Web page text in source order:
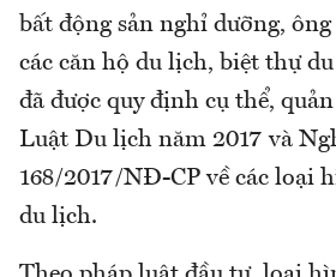
bất động sản nghỉ dưỡng,
các căn hộ du lịch, biệt thự
đã được quy định cụ thể,
Luật Du lịch năm 2017 và
168/2017/NĐ-CP về các loại
du lịch.